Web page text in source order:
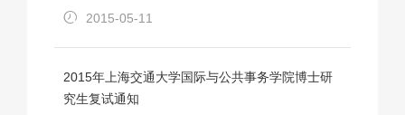
2015-05-11
2015年上海交通大学国际与公共事务学院博士研
究生复试通知